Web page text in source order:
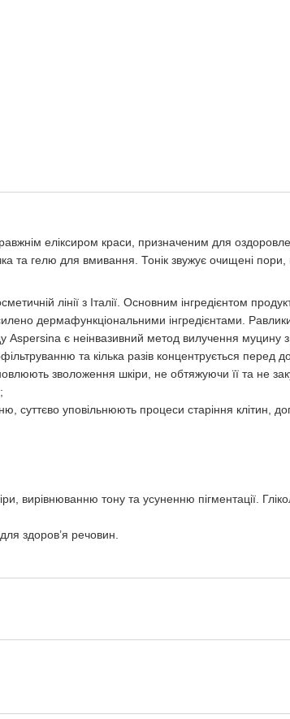
еліксиром краси, призначеним для
та гелю для вмивання. Тонік звужує очищені
лінії з Італії. Основним інгредієнтом
дермафункціональними інгредієнтами.
є неінвазивний метод вилучення муцину
та кілька разів концентрується перед
зволоження шкіри, не обтяжуючи її та не
уповільнюють процеси старіння клітин,
вирівнюванню тону та усуненню пігментації.
здоров’я речовин.